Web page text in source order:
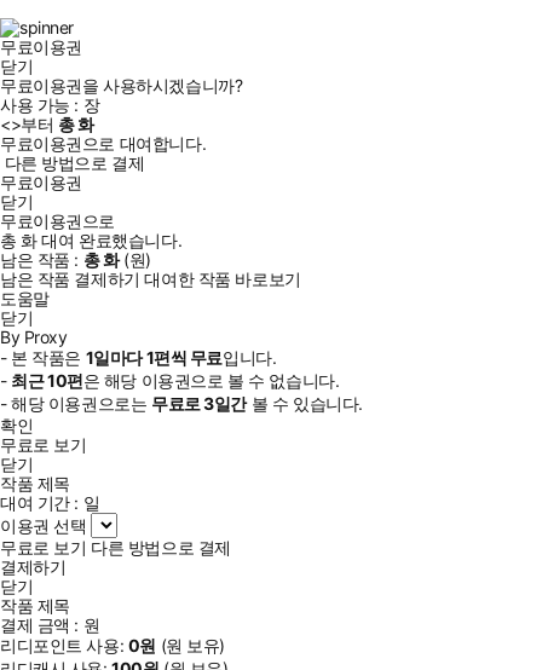
무료이용권
닫기
무료이용권을 사용하시겠습니까?
사용 가능 : 장
<>부터 총화
무료이용권으로 대여합니다.
다른 방법으로 결제
무료이용권
닫기
무료이용권으로
총 화대여 완료했습니다.
남은 작품 : 총화(원)
남은 작품 결제하기 대여한 작품 바로보기
도움말
닫기
By Proxy
- 본 작품은 1일마다1편씩 무료입니다.
- 최근10편은 해당 이용권으로 볼 수 없습니다.
- 해당 이용권으로는 무료로3일간볼 수 있습니다.
확인
무료로 보기
닫기
작품 제목
대여 기간 : 일
이용권 선택
무료로 보기 다른 방법으로 결제
결제하기
닫기
작품 제목
결제 금액 : 원
리디포인트 사용: 0원 (원 보유)